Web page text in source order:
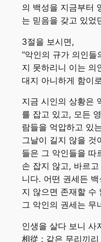
의 백성을 지금부터
는 믿음을 갖고 있었
3절을 보시면,
“악인의 규가 의인
지 못하리니 이는 의
대지 아니하게 함이
지금 시인의 상황은
를 잡고 있고, 모든
람들을 억압하고 있
그날이 길지 않을 것
들은 그 악인들을 따
손 잡지 않고, 바르
니다. 어떤 권세든
지 않으면 존재할 수
그 악인의 권세는 무
인생을 살다 보니 사
相從 : 같은 무리끼리